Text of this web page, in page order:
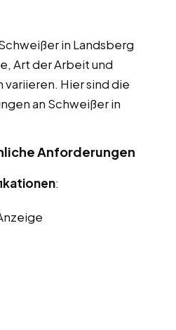
in Landsberg
Art der Arbeit und
Hier sind die
an Schweißer in
Anforderungen
: